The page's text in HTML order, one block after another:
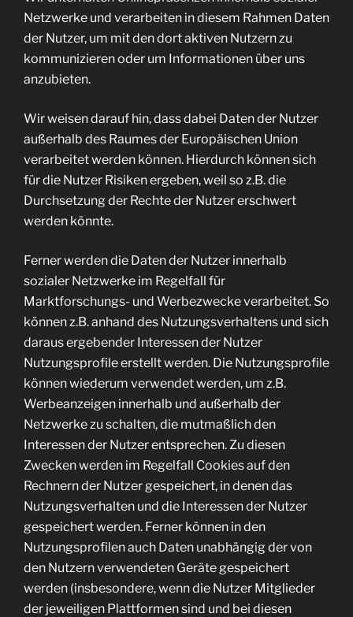
Netzwerke und verarbeiten in diesem Rahmen Daten
der Nutzer, um mit den dort aktiven Nutzern zu
kommunizieren oder um Informationen über uns
anzubieten.
Wir weisen darauf hin, dass dabei Daten der Nutzer
außerhalb des Raumes der Europäischen Union
verarbeitet werden können. Hierdurch können sich
für die Nutzer Risiken ergeben, weil so z.B. die
Durchsetzung der Rechte der Nutzer erschwert
werden könnte.
Ferner werden die Daten der Nutzer innerhalb
sozialer Netzwerke im Regelfall für
Marktforschungs- und Werbezwecke verarbeitet. So
können z.B. anhand des Nutzungsverhaltens und sich
daraus ergebender Interessen der Nutzer
Nutzungsprofile erstellt werden. Die Nutzungsprofile
können wiederum verwendet werden, um z.B.
Werbeanzeigen innerhalb und außerhalb der
Netzwerke zu schalten, die mutmaßlich den
Interessen der Nutzer entsprechen. Zu diesen
Zwecken werden im Regelfall Cookies auf den
Rechnern der Nutzer gespeichert, in denen das
Nutzungsverhalten und die Interessen der Nutzer
gespeichert werden. Ferner können in den
Nutzungsprofilen auch Daten unabhängig der von
den Nutzern verwendeten Geräte gespeichert
werden (insbesondere, wenn die Nutzer Mitglieder
der jeweiligen Plattformen sind und bei diesen